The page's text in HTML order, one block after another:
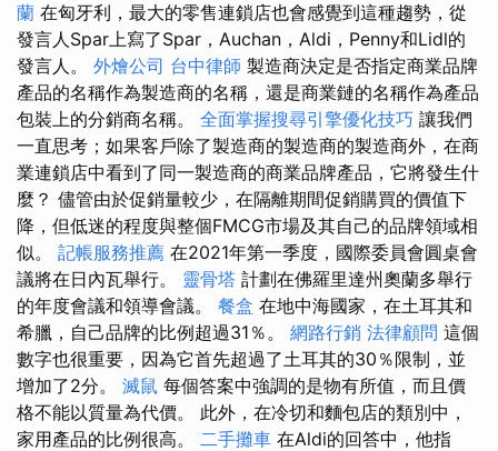
蘭 在匈牙利，最大的零售連鎖店也會感覺到這種趨勢，從
發言人Spar上寫了Spar，Auchan，Aldi，Penny和Lidl的
發言人。 外燴公司 台中律師 製造商決定是否指定商業品牌
產品的名稱作為製造商的名稱，還是商業鏈的名稱作為產品
包裝上的分銷商名稱。 全面掌握搜尋引擎優化技巧 讓我們
一直思考；如果客戶除了製造商的製造商的製造商外，在商
業連鎖店中看到了同一製造商的商業品牌產品，它將發生什
麼？ 儘管由於促銷量較少，在隔離期間促銷購買的價值下
降，但低迷的程度與整個FMCG市場及其自己的品牌領域相
似。 記帳服務推薦 在2021年第一季度，國際委員會圓桌會
議將在日內瓦舉行。 靈骨塔 計劃在佛羅里達州奧蘭多舉行
的年度會議和領導會議。 餐盒 在地中海國家，在土耳其和
希臘，自己品牌的比例超過31％。 網路行銷 法律顧問 這個
數字也很重要，因為它首先超過了土耳其的30％限制，並
增加了2分。 滅鼠 每個答案中強調的是物有所值，而且價
格不能以質量為代價。 此外，在冷切和麵包店的類別中，
家用產品的比例很高。 二手攤車 在Aldi的回答中，他指